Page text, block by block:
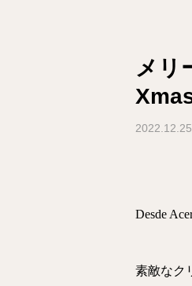
メリ
2022.12.25
Desde
素敵なク